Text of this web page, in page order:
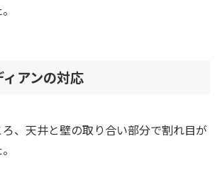
アンの対応
、天井と壁の取り合い部分で割れ目が